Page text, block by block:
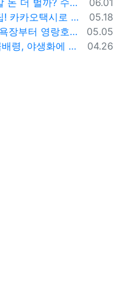
06.01
카카오 택시 가맹 하면 정말 돈 더 벌까? 수수료 대비 수익 분석과 비가맹의 영리한 선택
등록일
05.18
속초 설악산 택시 호출 꿀팁! 카카오택시로 빠르고 편하게 이용하는 방법
등록일
05.05
[속초 여행 코스] 속초해수욕장부터 영랑호까지, 꼭 가봐야 할 BEST 5
등록일
04.26
[인제 여행] 천상의 화원 곰배령, 야생화에 물들다 (예약 및 코스 팁)